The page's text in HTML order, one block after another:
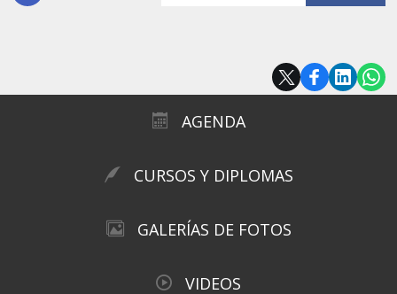
AGENDA
CURSOS Y DIPLOMAS
GALERÍAS DE FOTOS
VIDEOS